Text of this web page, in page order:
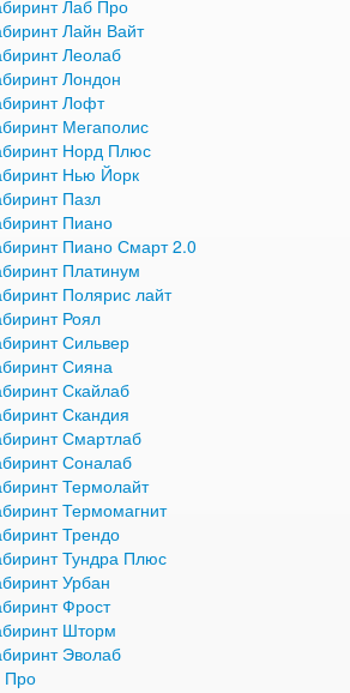
Лаб Про
Лайн Вайт
Леолаб
Лондон
Лофт
Мегаполис
Норд Плюс
Нью Йорк
Пазл
Пиано
Пиано Смарт 2.0
Платинум
Полярис лайт
Роял
Сильвер
Сияна
Скайлаб
Скандия
Смартлаб
Соналаб
Термолайт
Термомагнит
Трендо
Тундра Плюс
Урбан
Фрост
Шторм
Эволаб
Про